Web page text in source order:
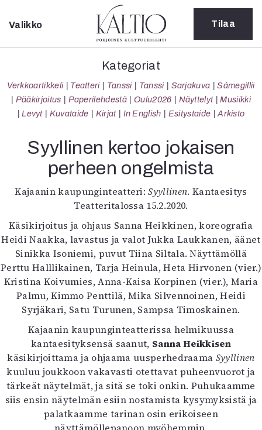
Sulje
Kategoriat
Verkkoartikkeli
Teatteri
Tanssi
Sarjakuva
Sámegillii
Pääkirjoitus
Oulu2026
Näyttelyt
Musiikki
Levyt
Kuvataide
Kirjat
In English
Esitystaide
Arkisto
Lehdet
4/2026
2–3/2026
1/2026
6/2025
5/2025 saame
Valikko Tilaa
Kategoriat
Verkkoartikkeli Teatteri Tanssi Tanssi Sarjakuva
Sámegillii
Pääkirjoitus
Paperilehdestä Oulu2026 Näyttelyt
Musiikki
Levyt
Kuvataide Kirjat In English Esitystaide Arkisto
Syyllinen kertoo jokaisen
perheen ongelmista
Kajaanin kaupunginteatteri:Syyllinen. Kantaesitys
Teatteritalossa 15.2.2020.
Käsikirjoitus ja ohjaus Sanna Heikkinen, koreografia
Heidi Naakka, lavastus ja valot Jukka Laukkanen, äänet
Sinikka Isoniemi, puvut Tiina Siltala. Näyttämöllä
Perttu Halllikainen, Tarja Heinula, Heta Hirvonen (vier.)
Kristina Koivumies, Anna-Kaisa Korpinen (vier.), Maria
Palmu, Kimmo Penttilä, Mika Silvennoinen, Heidi
Syrjäkari, Satu Turunen, Sampsa Timoskainen.
Kajaanin kaupunginteatterissa helmikuussa
kantaesityksensä saanut, Sanna Heikkisen
käsikirjoittama ja ohjaama uusperhedraama Syyllinen
kuuluu joukkoon vakavasti otettavat puheenvuorot ja
tärkeät näytelmät, ja sitä se toki onkin. Puhukaamme
siis ensin näytelmän esiin nostamista kysymyksistä ja
palatkaamme tarinan osin erikoiseen